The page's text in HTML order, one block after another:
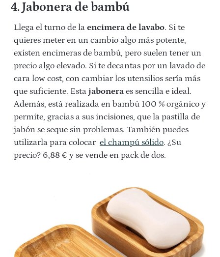
4. Jabonera de bambú
Llega el turno de la encimera de lavabo. Si te
quieres meter en un cambio algo más potente,
existen encimeras de bambú, pero suelen tener un
precio algo elevado. Si te decantas por un lavado de
cara low cost, con cambiar los utensilios sería más
que suficiente. Esta jabonera es sencilla e ideal.
Además, está realizada en bambú 100 % orgánico y
permite, gracias a sus incisiones, que la pastilla de
jabón se seque sin problemas. También puedes
utilizarla para colocar el champú sólido. ¿Su
precio? 6,88 € y se vende en pack de dos.